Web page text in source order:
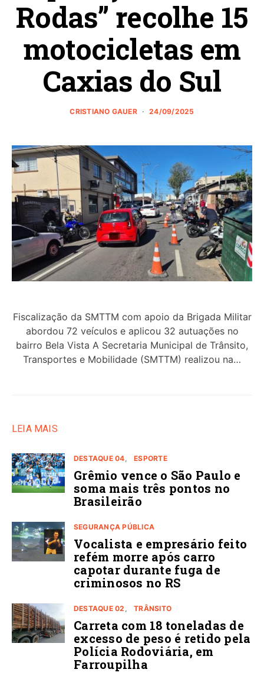
Rodas” recolhe 15
motocicletas em
Caxias do Sul
CRISTIANO GAUER 24/09/2025
Fiscalização da SMTTM com apoio da Brigada Militar
abordou 72 veículos e aplicou 32 autuações no
bairro Bela Vista A Secretaria Municipal de Trânsito,
Transportes e Mobilidade (SMTTM) realizou na…
LEIA MAIS
DESTAQUE 04 ESPORTE
Grêmio vence o São Paulo e
soma mais três pontos no
Brasileirão
SEGURANÇA PÚBLICA
Vocalista e empresário feito
refém morre após carro
capotar durante fuga de
criminosos no RS
DESTAQUE 02 TRÂNSITO
Carreta com 18 toneladas de
excesso de peso é retido pela
Polícia Rodoviária, em
Farroupilha